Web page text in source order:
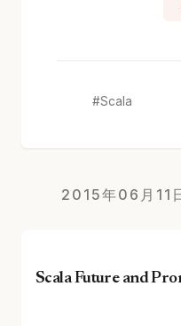
Scala
2015年06月11
Scala Future and